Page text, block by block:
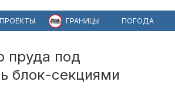
ГРАНИЦЫ ПОГОДА
пруда под
блок-секциями